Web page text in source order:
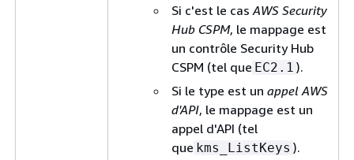
Si c'est le casAWS Security
Hub CSPM, le mappage est
un contrôle Security Hub
CSPM (tel que EC2.1 ).
Si le type est un appel AWS
d'API, le mappage est un
appel d'API (tel
que kms_ListKeys ).